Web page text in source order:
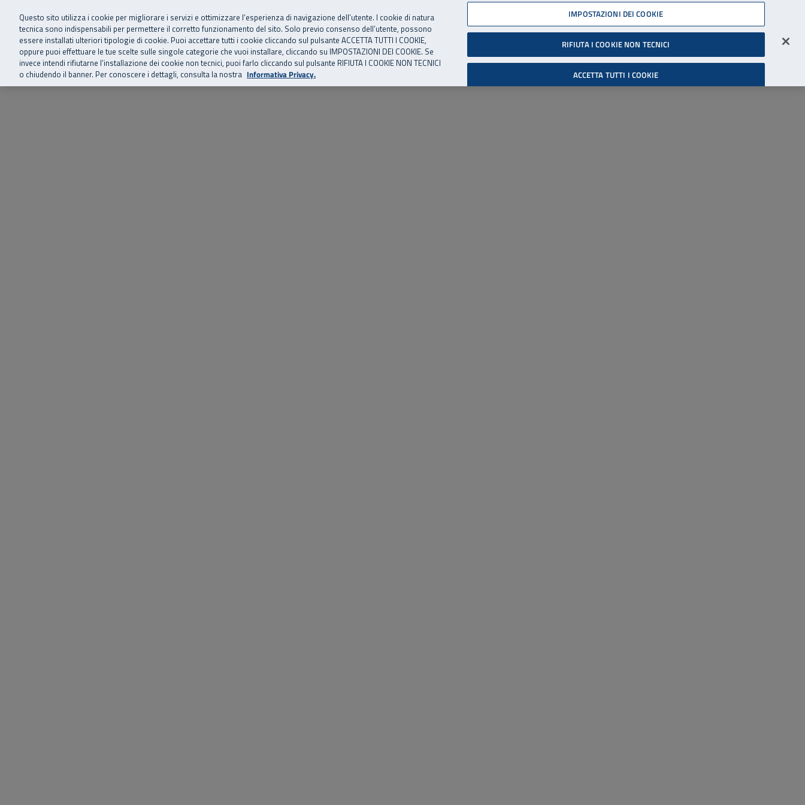
Vai al menu principale
Vai al contenuto principale
Vai al Footer 06 45539607
SuperAbile - il Contact Center Inail per il mondo della disabilità
Home Chi siamo Storie, news ed eventi Risorse utili Supporto Accessibilità
Cerca
Accedi all'area riservata
Questo sito utilizza i cookie per migliorare i servizi e ottimizzare l’esperienza di navigazione dell’utente. I cookie di natura
tecnica sono indispensabili per permettere il corretto funzionamento del sito. Solo previo consenso dell’utente, possono
essere installati ulteriori tipologie di cookie. Puoi accettare tutti i cookie cliccando sul pulsante ACCETTA TUTTI I COOKIE,
oppure puoi effettuare le tue scelte sulle singole categorie che vuoi installare, cliccando su IMPOSTAZIONI DEI COOKIE. Se
invece intendi rifiutarne l’installazione dei cookie non tecnici, puoi farlo cliccando sul pulsante RIFIUTA I COOKIE NON TECNICI
o chiudendo il banner. Per conoscere i dettagli, consulta la nostra Informativa Privacy.
IMPOSTAZIONI DEI COOKIE
RIFIUTA I COOKIE NON TECNICI
ACCETTA TUTTI I COOKIE